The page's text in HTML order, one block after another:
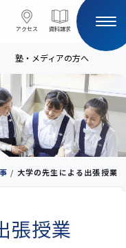
アクセス 資料請求
アクセス 資料請求
在校生の方へ
塾・メディアの方へ
/ 大学の先生による出張授業
張授業